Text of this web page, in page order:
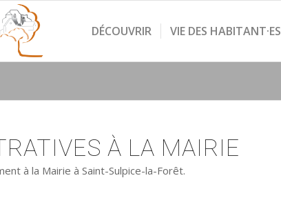
DÉCOUVRIR VIE DES HABITANT·ES
À LA MAIRIE
à la Mairie à Saint-Sulpice-la-Forêt.